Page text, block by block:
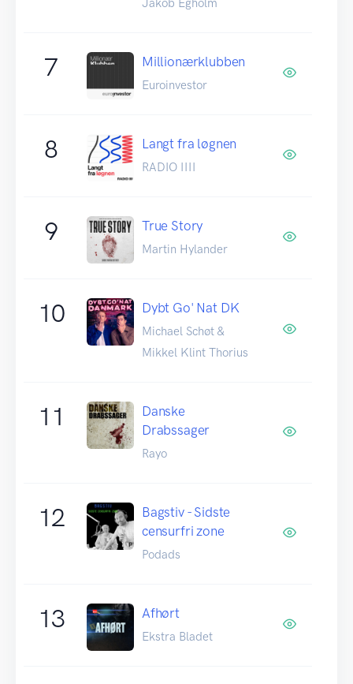
Jakob Egholm
7 Millionærklubben
Euroinvestor
8 Langt fra løgnen
RADIO IIII
9 True Story
Martin Hylander
10 Dybt Go' Nat DK
Michael Schøt &
Mikkel Klint Thorius
11
Danske
Drabssager
Rayo
12
Bagstiv - Sidste
censurfri zone
Podads
13 Afhørt
Ekstra Bladet